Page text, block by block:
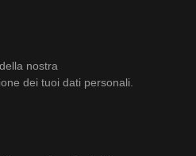
nostra
dei tuoi dati personali.